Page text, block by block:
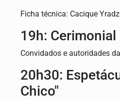
Ficha técnica: Cacique
19h:
Convidados e autoridades
20h30:
Chico"